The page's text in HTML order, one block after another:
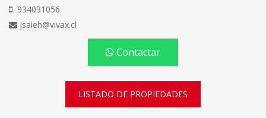
934031056
jsaieh@vivax.cl
Contactar
LISTADO DE PROPIEDADES